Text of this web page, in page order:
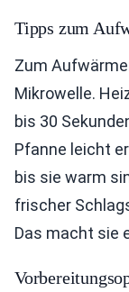
Tipps zum
Zum
Mikrowelle.
bis 30
Pfanne leicht
bis sie warm
frischer
Das macht sie